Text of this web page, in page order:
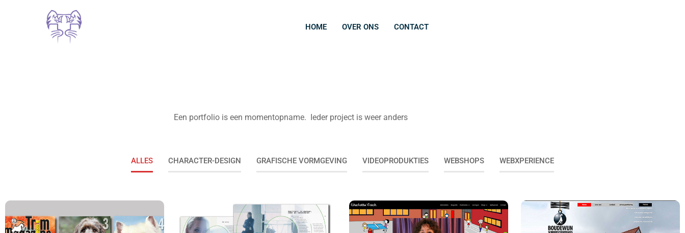
HOME OVER ONS CONTACT
Een portfolio is een momentopname. Ieder project is weer anders
ALLES CHARACTER-DESIGN GRAFISCHE VORMGEVING VIDEOPRODUKTIES WEBSHOPS WEBXPERIENCE